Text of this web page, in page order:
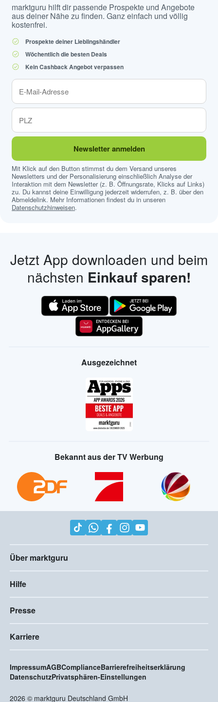
marktguru hilft dir passende Prospekte und Angebote
aus deiner Nähe zu finden. Ganz einfach und völlig
kostenfrei.
Prospekte deiner Lieblingshändler
Wöchentlich die besten Deals
Kein Cashback Angebot verpassen
Newsletter anmelden
Mit Klick auf den Button stimmst du dem Versand unseres
Newsletters und der Personalisierung einschließlich Analyse der
Interaktion mit dem Newsletter (z. B. Öffnungsrate, Klicks auf Links)
zu. Du kannst deine Einwilligung jederzeit widerrufen, z. B. über den
Abmeldelink. Mehr Informationen findest du in unseren
Datenschutzhinweisen.
Jetzt App downloaden und beim
nächsten Einkauf sparen!
Ausgezeichnet
Bekannt aus der TV Werbung
Über marktguru
Hilfe
Presse
Karriere
ImpressumAGBComplianceBarrierefreiheitserklärung
DatenschutzPrivatsphären-Einstellungen
2026 © marktguru Deutschland GmbH